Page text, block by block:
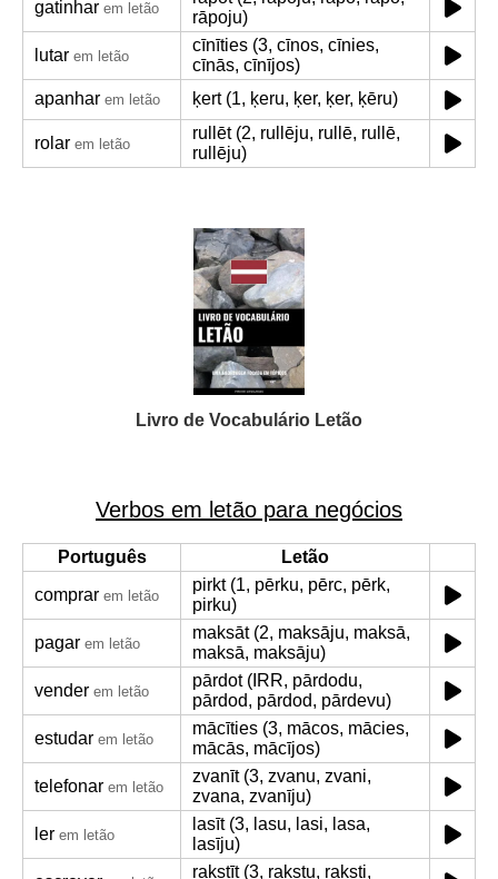
gatinhar em letão
rāpoju)
lutar em letão
cīnīties (3, cīnos, cīnies,
cīnās, cīnījos)
apanhar em letão ķert (1, ķeru, ķer, ķer, ķēru)
rolar em letão
rullēt (2, rullēju, rullē, rullē,
rullēju)
Livro de Vocabulário Letão
Verbos em letão para negócios
Português
Letão
comprar em letão
pirkt (1, pērku, pērc, pērk,
pirku)
pagar em letão
maksāt (2, maksāju, maksā,
maksā, maksāju)
vender em letão
pārdot (IRR, pārdodu,
pārdod, pārdod, pārdevu)
estudar em letão
mācīties (3, mācos, mācies,
mācās, mācījos)
telefonar em letão
zvanīt (3, zvanu, zvani,
zvana, zvanīju)
ler em letão
lasīt (3, lasu, lasi, lasa,
lasīju)
rakstīt (3, rakstu, raksti,